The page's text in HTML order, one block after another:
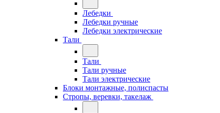
Лебедки
Лебедки ручные
Лебедки электрические
Тали
Тали
Тали ручные
Тали электрические
Блоки монтажные, полиспасты
Стропы, веревки, такелаж